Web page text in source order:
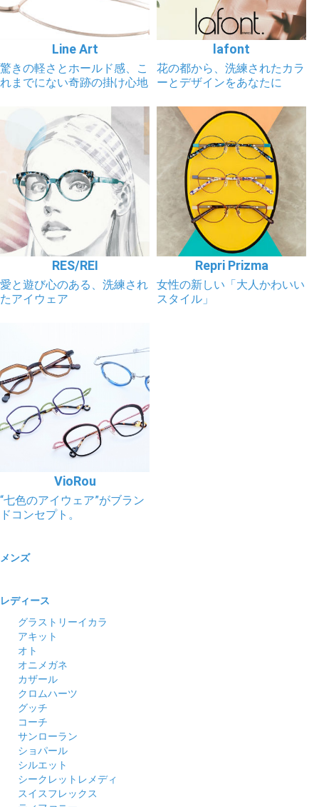
Line Art
驚きの軽さとホールド感、こ
れまでにない奇跡の掛け心地
lafont
花の都から、洗練されたカラ
ーとデザインをあなたに
RES/REI
愛と遊び心のある、洗練され
たアイウェア
Repri Prizma
女性の新しい「大人かわいい
スタイル」
VioRou
“七色のアイウェア”がブラン
ドコンセプト。
メンズ
レディース
グラストリーイカラ
アキット
オト
オニメガネ
カザール
クロムハーツ
グッチ
コーチ
サンローラン
ショパール
シルエット
シークレットレメディ
スイスフレックス